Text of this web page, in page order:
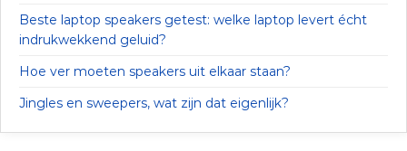
Beste laptop speakers getest: welke laptop levert écht
indrukwekkend geluid?
Hoe ver moeten speakers uit elkaar staan?
Jingles en sweepers, wat zijn dat eigenlijk?